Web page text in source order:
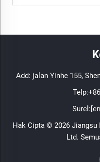
Add: jalan Yinhe 155,
Telp:
Surel:
Hak Cipta © 2026 Jiangsu
Ltd.